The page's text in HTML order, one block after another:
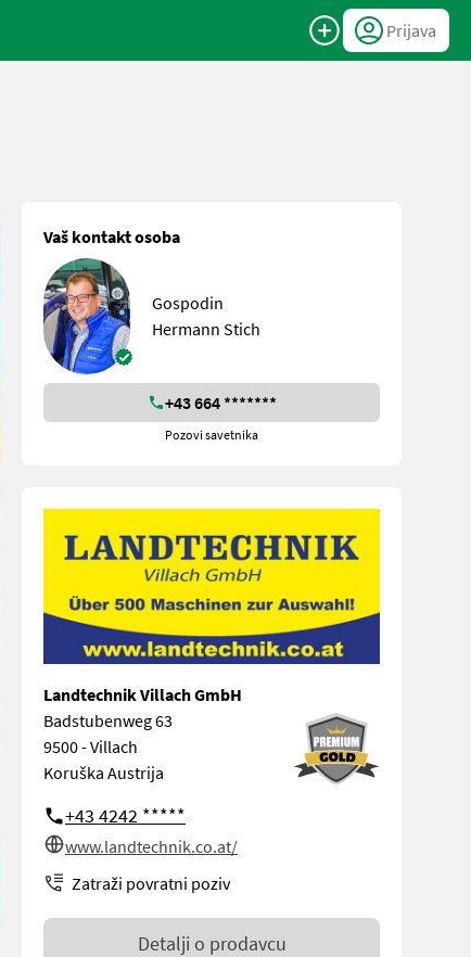
Prijava
Vaš kontakt osoba
Gospodin
Hermann Stich
+43 664 *******
Pozovi savetnika
Landtechnik Villach GmbH
Badstubenweg 63
9500 - Villach
Koruška Austrija
+43 4242 *****
www.landtechnik.co.at/
Zatraži povratni poziv
Detalji o prodavcu